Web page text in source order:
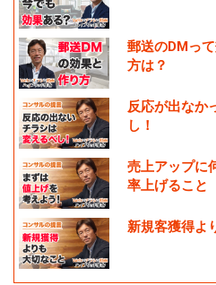
郵送のDMっ
方は？
反応が出なか
し！
売上アップに
率上げること
新規客獲得よ